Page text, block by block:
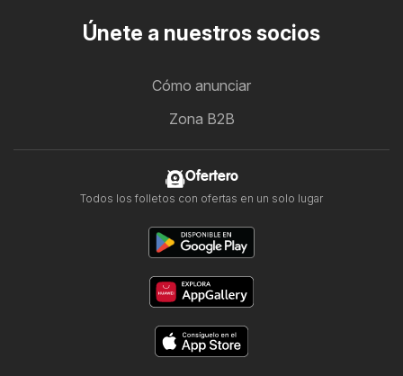
Únete a nuestros socios
Cómo anunciar
Zona B2B
Ofertero
Todos los folletos con ofertas en un solo lugar